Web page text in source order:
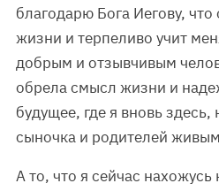
благодарю Бога Иегову,
жизни и терпеливо учит
добрым и отзывчивым
обрела смысл жизни и
будущее, где я вновь здесь,
сыночка и родителей
А то, что я сейчас нахожусь